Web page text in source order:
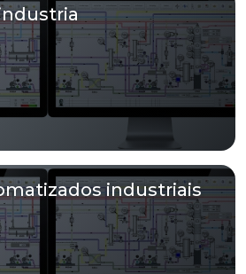
industriais